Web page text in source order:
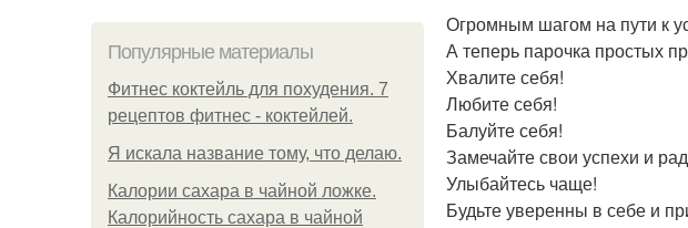
Популярные материалы
Фитнес коктейль для похудения. 7
рецептов фитнес - коктейлей.
Я искала название тому, что делаю.
Калории сахара в чайной ложке.
Калорийность сахара в чайной
Огромным шагом на пути к
А теперь парочка простых
Хвалите себя!
Любите себя!
Балуйте себя!
Замечайте свои успехи и
Улыбайтесь чаще!
Будьте уверенны в себе и